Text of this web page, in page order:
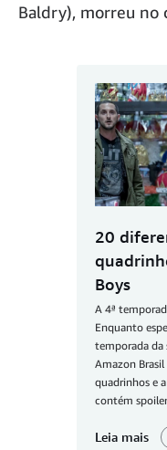
Baldry), morreu no
20
Boys
A 4ª
Enquanto
temporada da
Amazon
quadrinhos e
contém
Leia mais